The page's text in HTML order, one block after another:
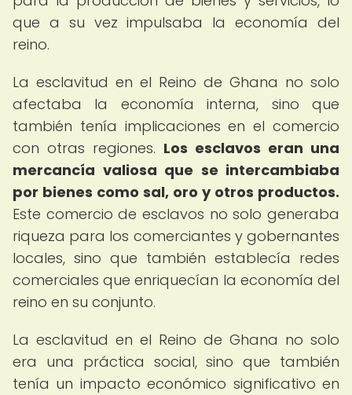
que a su vez impulsaba la economía del
reino.
La esclavitud en el Reino de Ghana no solo
afectaba la economía interna, sino que
también tenía implicaciones en el comercio
con otras regiones. Los esclavos eran una
mercancía valiosa que se intercambiaba
por bienes como sal, oro y otros productos.
Este comercio de esclavos no solo generaba
riqueza para los comerciantes y gobernantes
locales, sino que también establecía redes
comerciales que enriquecían la economía del
reino en su conjunto.
La esclavitud en el Reino de Ghana no solo
era una práctica social, sino que también
tenía un impacto económico significativo en